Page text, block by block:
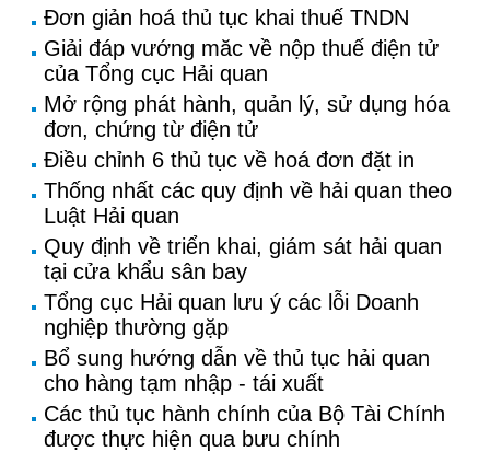
Đơn giản hoá thủ tục khai thuế TNDN
Giải đáp vướng măc về nộp thuế điện tử
của Tổng cục Hải quan
Mở rộng phát hành, quản lý, sử dụng hóa
đơn, chứng từ điện tử
Điều chỉnh 6 thủ tục về hoá đơn đặt in
Thống nhất các quy định về hải quan theo
Luật Hải quan
Quy định về triển khai, giám sát hải quan
tại cửa khẩu sân bay
Tổng cục Hải quan lưu ý các lỗi Doanh
nghiệp thường gặp
Bổ sung hướng dẫn về thủ tục hải quan
cho hàng tạm nhập - tái xuất
Các thủ tục hành chính của Bộ Tài Chính
được thực hiện qua bưu chính